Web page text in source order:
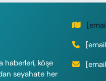
haberleri, köşe
seyahate her